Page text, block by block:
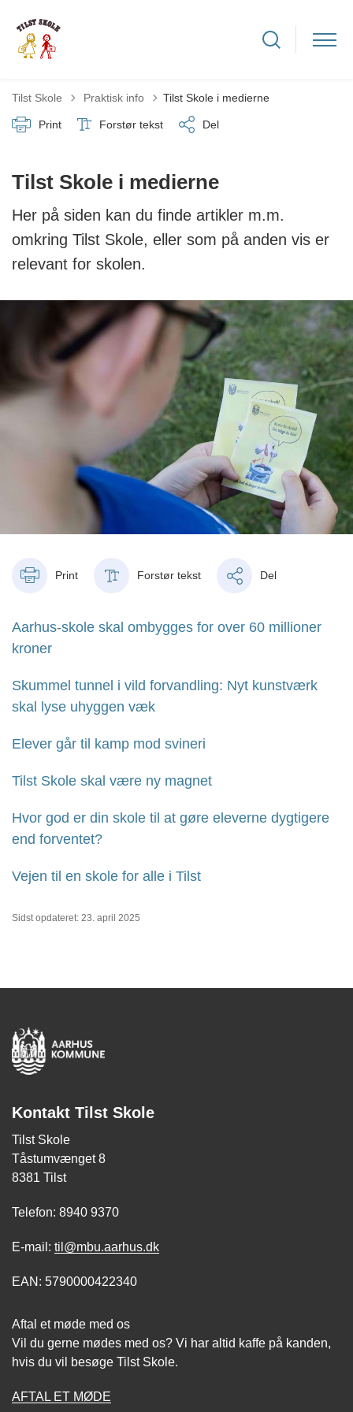
Tilst Skole Tilbage til
Praktisk info Tilst Skole i medierne
Print Forstør tekst Del
Tilst Skole i medierne
Her på siden kan du finde artikler m.m.
omkring Tilst Skole, eller som på anden vis er
relevant for skolen.
Print Forstør tekst Del
Aarhus-skole skal ombygges for over 60 millioner
kroner
Skummel tunnel i vild forvandling: Nyt kunstværk
skal lyse uhyggen væk
Elever går til kamp mod svineri
Tilst Skole skal være ny magnet
Hvor god er din skole til at gøre eleverne dygtigere
end forventet?
Vejen til en skole for alle i Tilst
Sidst opdateret: 23. april 2025
Kontakt Tilst Skole
Tilst Skole
Tåstumvænget 8
8381 Tilst
Telefon: 8940 9370
E-mail: til@mbu.aarhus.dk
EAN: 5790000422340
Aftal et møde med os
Vil du gerne mødes med os? Vi har altid kaffe på kanden,
hvis du vil besøge Tilst Skole.
AFTAL ET MØDE